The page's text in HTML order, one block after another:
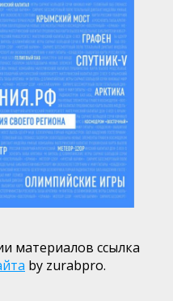
материалов ссылка
by zurabpro.